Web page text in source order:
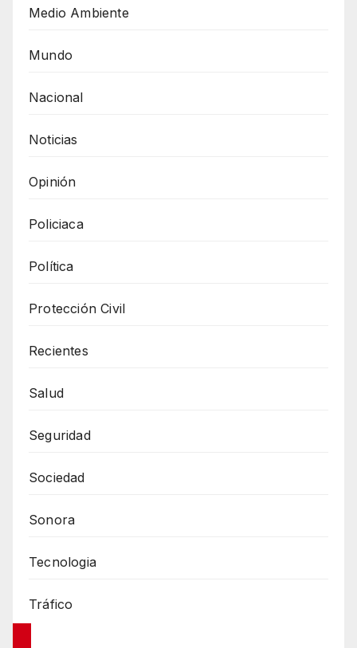
Medio Ambiente
Mundo
Nacional
Noticias
Opinión
Policiaca
Política
Protección Civil
Recientes
Salud
Seguridad
Sociedad
Sonora
Tecnologia
Tráfico